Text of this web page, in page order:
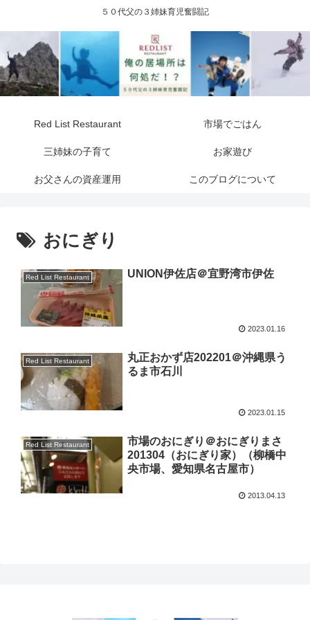
５０代父の３姉妹育児奮闘記
Red List Restaurant 市場でごはん
三姉妹の子育て お家遊び
お父さんの資産運用 このブログについて
おにぎり
Red List Restaurant UNION伊佐店＠宜野湾市伊佐
2023.01.16
Red List Restaurant
丸正おかず店202201＠沖縄県う
るま市石川
2023.01.15
Red List Restaurant
市場のおにぎり＠おにぎりまさ
201304（おにぎり家）（柳橋中
央市場、愛知県名古屋市）
2013.04.13